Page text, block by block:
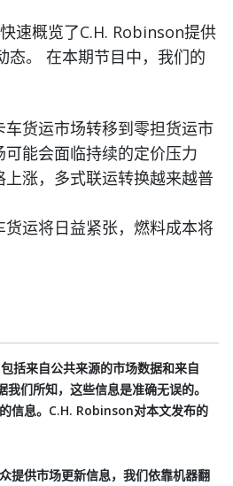
速概览了C.H. Robinson提供
态。 在本期节目中，我们的
车货运市场转移到零担货运市
能会面临持续的定价压力
涨，多式联运转换越来越普
运将日益紧张，燃料成本将
来自公共来源的市场数据和来自
们所知，这些信息是准确无误的。
信息。C.H. Robinson对本文发布的
提供市场更新信息，我们依靠机器翻